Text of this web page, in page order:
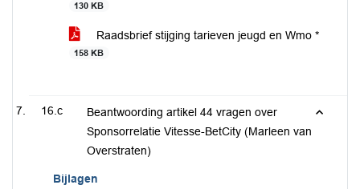
130 KB
Raadsbrief stijging tarieven jeugd en Wmo *
158 KB
16.c
Beantwoording artikel 44 vragen over
Sponsorrelatie Vitesse-BetCity (Marleen van
Overstraten)
Bijlagen